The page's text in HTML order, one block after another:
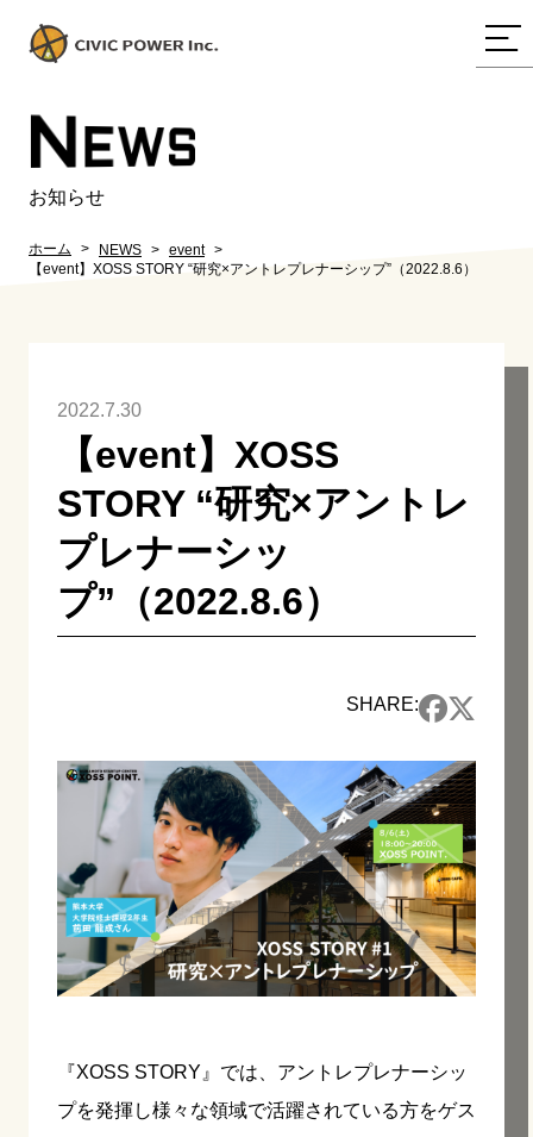
NEWS
お知らせ
ホーム NEWS
event
【event】XOSS STORY “研究×アントレプレナーシップ”（2022.8.6）
2022.7.30
【event】XOSS
STORY “研究×アントレ
プレナーシッ
プ”（2022.8.6）
SHARE:
『XOSS STORY』では、アントレプレナーシッ
プを発揮し様々な領域で活躍されている方をゲス